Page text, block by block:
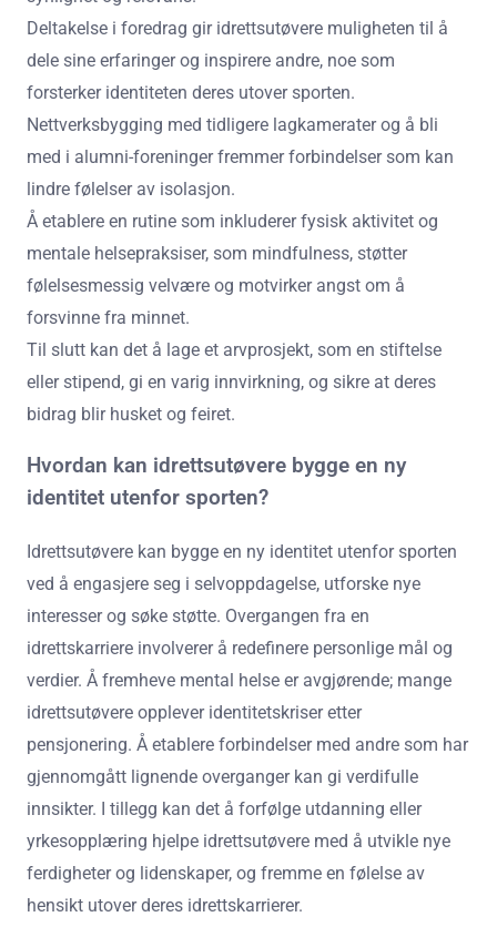
Deltakelse i foredrag gir idrettsutøvere muligheten til å
dele sine erfaringer og inspirere andre, noe som
forsterker identiteten deres utover sporten.
Nettverksbygging med tidligere lagkamerater og å bli
med i alumni-foreninger fremmer forbindelser som kan
lindre følelser av isolasjon.
Å etablere en rutine som inkluderer fysisk aktivitet og
mentale helsepraksiser, som mindfulness, støtter
følelsesmessig velvære og motvirker angst om å
forsvinne fra minnet.
Til slutt kan det å lage et arvprosjekt, som en stiftelse
eller stipend, gi en varig innvirkning, og sikre at deres
bidrag blir husket og feiret.
Hvordan kan idrettsutøvere bygge en ny
identitet utenfor sporten?
Idrettsutøvere kan bygge en ny identitet utenfor sporten
ved å engasjere seg i selvoppdagelse, utforske nye
interesser og søke støtte. Overgangen fra en
idrettskarriere involverer å redefinere personlige mål og
verdier. Å fremheve mental helse er avgjørende; mange
idrettsutøvere opplever identitetskriser etter
pensjonering. Å etablere forbindelser med andre som har
gjennomgått lignende overganger kan gi verdifulle
innsikter. I tillegg kan det å forfølge utdanning eller
yrkesopplæring hjelpe idrettsutøvere med å utvikle nye
ferdigheter og lidenskaper, og fremme en følelse av
hensikt utover deres idrettskarrierer.